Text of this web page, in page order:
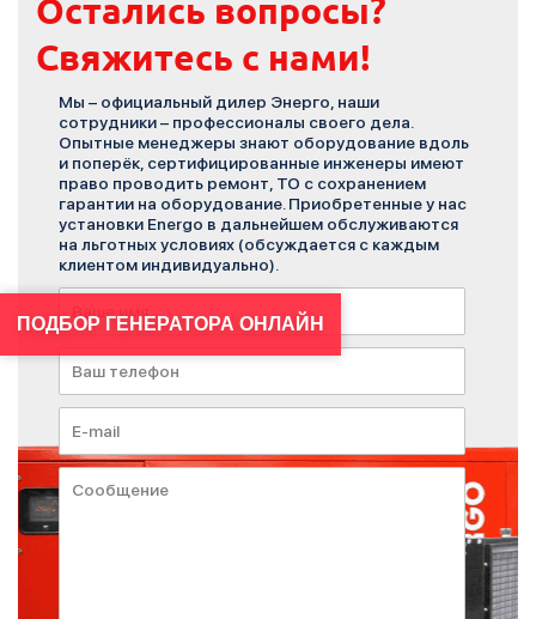
Остались вопросы?
Свяжитесь с нами!
Мы – официальный дилер Энерго, наши
сотрудники – профессионалы своего дела.
Опытные менеджеры знают оборудование вдоль
и поперёк, сертифицированные инженеры имеют
право проводить ремонт, ТО с сохранением
гарантии на оборудование. Приобретенные у нас
установки Energo в дальнейшем обслуживаются
на льготных условиях (обсуждается с каждым
клиентом индивидуально).
ПОДБОР ГЕНЕРАТОРА ОНЛАЙН